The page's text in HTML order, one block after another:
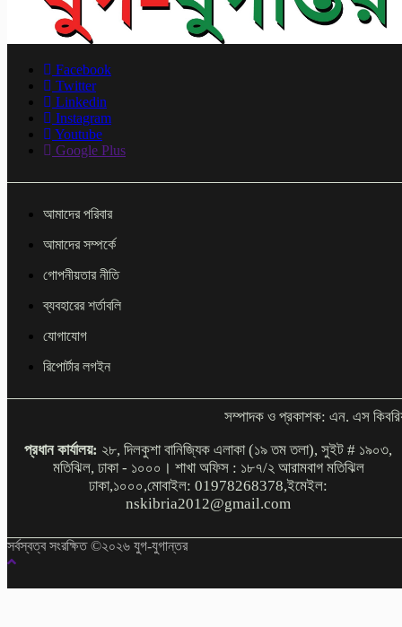
Facebook
Twitter
Linkedin
Instagram
Youtube
Google Plus
আমাদের পরিবার
আমাদের সম্পর্কে
গোপনীয়তার নীতি
ব্যবহারের শর্তাবলি
যোগাযোগ
রিপোর্টার লগইন
সম্পাদক ও প্রকাশক: এন. এস
প্রধান কার্যালয়: ২৮, দিলকুশা বানিজ্যিক এলাকা (১৯ তম তলা), সুইট # ১৯০৩,
মতিঝিল, ঢাকা - ১০০০। শাখা অফিস : ১৮৭/২ আরামবাগ মতিঝিল
ঢাকা,১০০০,মোবাইল: 01978268378,ইমেইল:
nskibria2012@gmail.com
সর্বস্বত্ব সংরক্ষিত ©২০২৬ যুগ-যুগান্তর